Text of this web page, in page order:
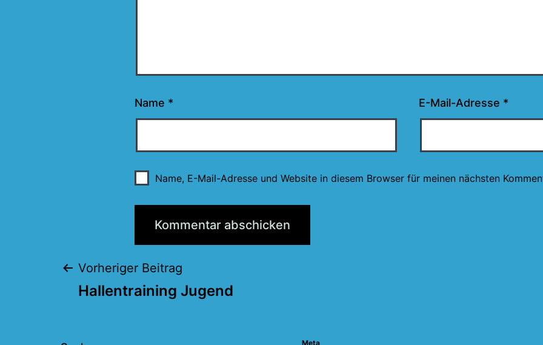
Name * E-Mail-Adresse *
Name, E-Mail-Adresse und Website in diesem Browser für meinen nächsten
Beitragsnavigation
Vorheriger Beitrag
Hallentraining Jugend
Meta